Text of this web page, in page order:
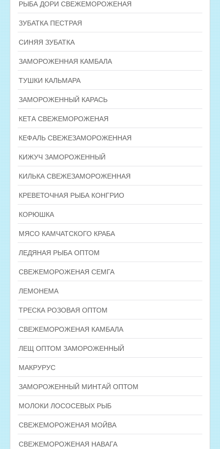
РЫБА ДОРИ СВЕЖЕМОРОЖЕНАЯ
ЗУБАТКА ПЕСТРАЯ
СИНЯЯ ЗУБАТКА
ЗАМОРОЖЕННАЯ КАМБАЛА
ТУШКИ КАЛЬМАРА
ЗАМОРОЖЕННЫЙ КАРАСЬ
КЕТА СВЕЖЕМОРОЖЕНАЯ
КЕФАЛЬ СВЕЖЕЗАМОРОЖЕННАЯ
КИЖУЧ ЗАМОРОЖЕННЫЙ
КИЛЬКА СВЕЖЕЗАМОРОЖЕННАЯ
КРЕВЕТОЧНАЯ РЫБА КОНГРИО
КОРЮШКА
МЯСО КАМЧАТСКОГО КРАБА
ЛЕДЯНАЯ РЫБА ОПТОМ
СВЕЖЕМОРОЖЕНАЯ СЕМГА
ЛЕМОНЕМА
ТРЕСКА РОЗОВАЯ ОПТОМ
СВЕЖЕМОРОЖЕНАЯ КАМБАЛА
ЛЕЩ ОПТОМ ЗАМОРОЖЕННЫЙ
МАКРУРУС
ЗАМОРОЖЕННЫЙ МИНТАЙ ОПТОМ
МОЛОКИ ЛОСОСЕВЫХ РЫБ
СВЕЖЕМОРОЖЕНАЯ МОЙВА
СВЕЖЕМОРОЖЕНАЯ НАВАГА